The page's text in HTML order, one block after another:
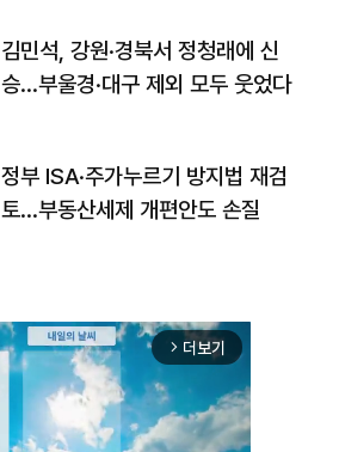
김민석, 강원·경북서 정청래에 신
승…부울경·대구 제외 모두 웃었다
정부 ISA·주가누르기 방지법 재검
토…부동산세제 개편안도 손질
arrow_forward_ios 더보기